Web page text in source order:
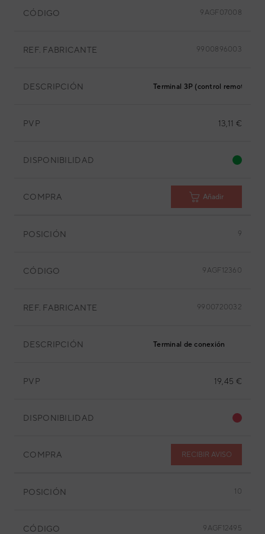
CÓDIGO 9AGF07008
REF. FABRICANTE 9900896003
DESCRIPCIÓN Terminal 3P (control remoto con
PVP 13,11 €
DISPONIBILIDAD
COMPRA Añadir
POSICIÓN 9
CÓDIGO 9AGF12360
REF. FABRICANTE 9900720032
DESCRIPCIÓN Terminal de conexión
PVP 19,45 €
DISPONIBILIDAD
COMPRA RECIBIR AVISO
POSICIÓN 10
CÓDIGO 9AGF12495